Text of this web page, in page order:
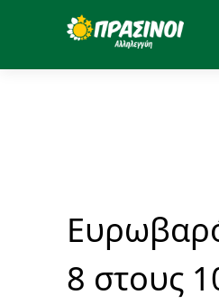
8 στους